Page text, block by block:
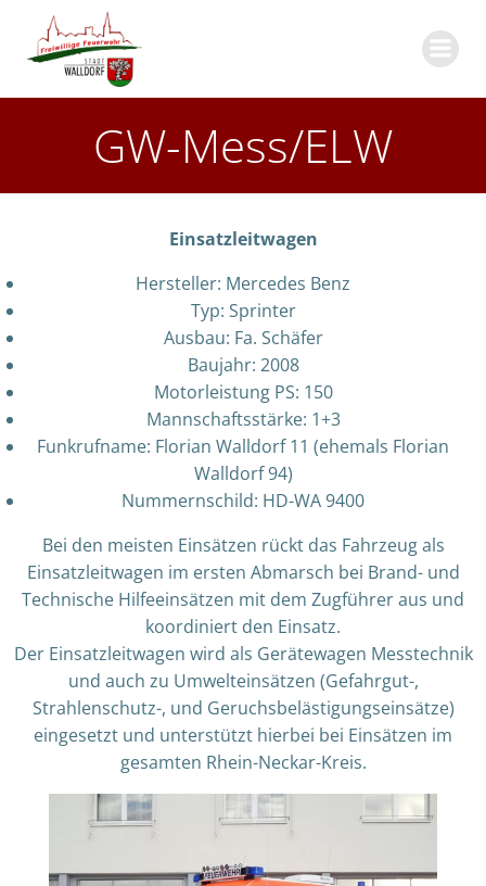
GW-Mess/ELW
Einsatzleitwagen
Hersteller: Mercedes Benz
Typ: Sprinter
Ausbau: Fa. Schäfer
Baujahr: 2008
Motorleistung PS: 150
Mannschaftsstärke: 1+3
Funkrufname: Florian Walldorf 11 (ehemals Florian
Walldorf 94)
Nummernschild: HD-WA 9400
Bei den meisten Einsätzen rückt das Fahrzeug als
Einsatzleitwagen im ersten Abmarsch bei Brand- und
Technische Hilfeeinsätzen mit dem Zugführer aus und
koordiniert den Einsatz.
Der Einsatzleitwagen wird als Gerätewagen Messtechnik
und auch zu Umwelteinsätzen (Gefahrgut-,
Strahlenschutz-, und Geruchsbelästigungseinsätze)
eingesetzt und unterstützt hierbei bei Einsätzen im
gesamten Rhein-Neckar-Kreis.